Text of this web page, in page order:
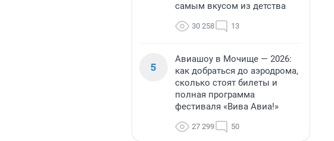
самым вкусом из детства
30 258 13
5
Авиашоу в Мочище — 2026:
как добраться до аэродрома,
сколько стоят билеты и
полная программа
фестиваля «Вива Авиа!»
27 299 50